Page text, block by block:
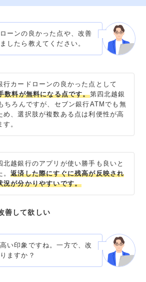
ーンの良かった点や、改善
したら教えてください。
行カードローンの良かった点として
数料が無料になる点です。第四北越銀
ちろんですが、セブン銀行ATMでも無
め、選択肢が複数ある点は利便性が高
。
北越銀行のアプリが使い勝手も良いと
。返済した際にすぐに残高が反映され
況が分かりやすいです。
善して欲しい
い印象ですね。一方で、改
ますか？